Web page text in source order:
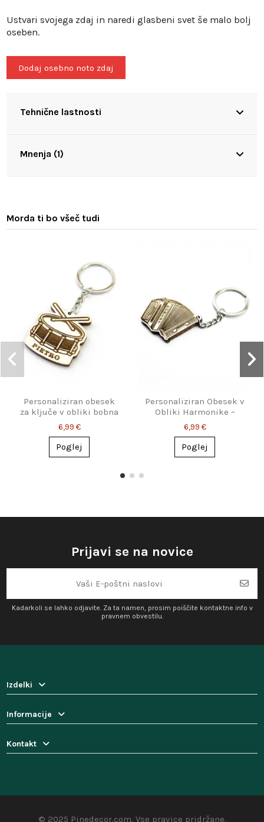
Ustvari svojega zdaj in naredi glasbeni svet še malo bolj
oseben.
Dodaj osebno noto zdaj
Tehnične lastnosti
Mnenja (1)
Morda ti bo všeč tudi
Personaliziran obesek
za ključe v obliki bobna
– darilo za bobnarje
6,99 €
Poglej
Personaliziran Obesek v
Obliki Harmonike –
Popolno Darilo za
Harmonikaše
6,99 €
Poglej
Prijavi se na novice
Kadarkoli se lahko odjavite. Za ta namen, prosim poiščite kontaktne info v
pravnem obvestilu.
Izdelki
Informacije
Kontakt
© 2025 Pinedecor.com. Vse pravice pridržane.